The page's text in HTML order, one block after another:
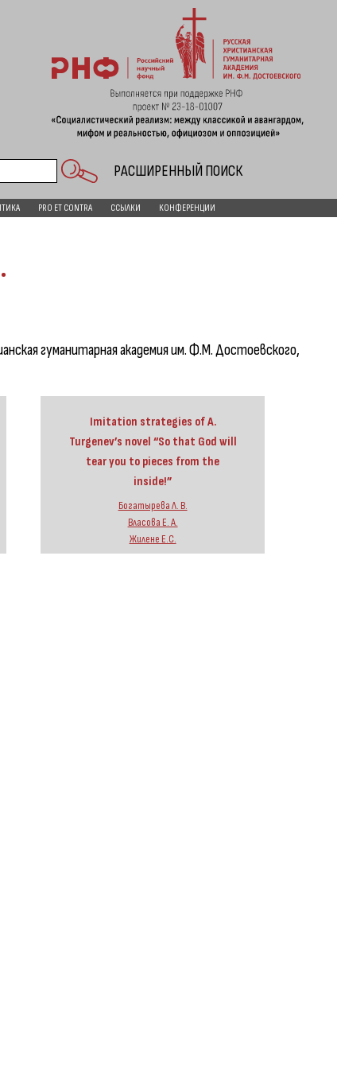
РАСШИРЕННЫЙ ПОИСК
PRO ET CONTRA ССЫЛКИ КОНФЕРЕНЦИИ
гуманитарная академия им. Ф.М. Достоевского,
Imitation strategies of A.
Turgenev’s novel “So that God will
tear you to pieces from the
inside!”
Богатырева Л. В.
Власова Е. А.
Жилене Е.С.